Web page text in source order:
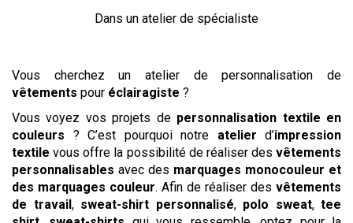
Dans un atelier de spécialiste
Vous cherchez un atelier de personnalisation de
vêtements pour éclairagiste ?
Vous voyez vos projets de personnalisation textile en
couleurs ? C’est pourquoi notre atelier d’impression
textile vous offre la possibilité de réaliser des vêtements
personnalisables avec des marquages monocouleur et
des marquages couleur. Afin de réaliser des vêtements
de travail, sweat-shirt personnalisé, polo sweat, tee